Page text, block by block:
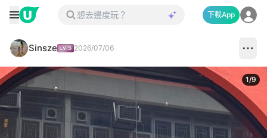
下載App
Sinsze 2026/07/06
1/9